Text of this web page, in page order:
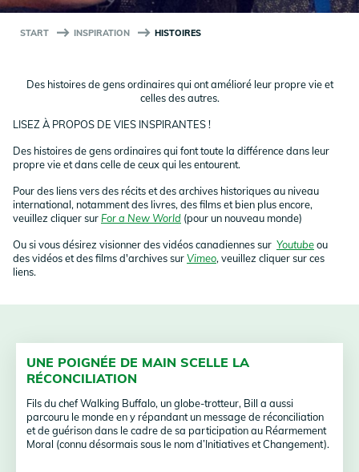
START INSPIRATION HISTOIRES
Des histoires de gens ordinaires qui ont amélioré leur propre vie et
celles des autres.
LISEZ À PROPOS DE VIES INSPIRANTES !
Des histoires de gens ordinaires qui font toute la différence dans leur
propre vie et dans celle de ceux qui les entourent.
Pour des liens vers des récits et des archives historiques au niveau
international, notamment des livres, des films et bien plus encore,
veuillez cliquer sur For a New World (pour un nouveau monde)
Ou si vous désirez visionner des vidéos canadiennes sur Youtubeou
des vidéos et des films d'archives surVimeo, veuillez cliquer sur ces
liens.
UNE POIGNÉE DE MAIN SCELLE LA
RÉCONCILIATION
Fils du chef Walking Buffalo, un globe-trotteur, Bill a aussi
parcouru le monde en y répandant un message de réconciliation
et de guérison dans le cadre de sa participation au Réarmement
Moral (connu désormais sous le nom d’Initiatives et Changement).